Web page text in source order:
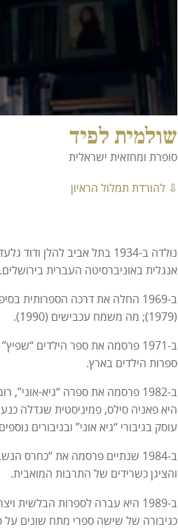
שולמית לפיד
סופרת ומחזאית ישראלית
⇩ להורדת תמלול הראיון
נולדה ב-1934 בתל אביב
אנגלית באוניברסיטה העברית
(1979); מה משמח עכבישים (1990).
ספרות הילדים בארץ.
ב-1982 פרסמה את ספרה “גיא-
היא פאניה סילס, פמיניסטית שגדלה
עוסק בגיבורי “גיא אוני” ובגיבורים
ב-1984 שנתיים פרסמה את “כחרס
והציגן כשרידים של התרבות המואבית.
ב-1989 היא עברה לספרות
כגיבורה של שישה ספרי מתח שונים על פני כמעט 20 שנים. סדרה זו היא אבן פינה